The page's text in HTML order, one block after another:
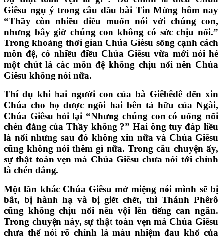
Giêsu ngụ ý trong câu đầu bài Tin Mừng hôm nay
“Thầy còn nhiều điều muốn nói với chúng con,
nhưng bây giờ chúng con không có sức chịu nổi.”
Trong khoảng thời gian Chúa Giêsu sống cạnh cách
môn đệ, có nhiều điều Chúa Giêsu vừa mới nói hé
một chút là các môn đệ không chịu nổi nên Chúa
Giêsu không nói nữa.
Thí dụ khi hai người con của bà Giêbêđê đến xin
Chúa cho họ được ngồi hai bên tả hữu của Ngài,
Chúa Giêsu hỏi lại “Nhưng chúng con có uống nổi
chén đắng của Thầy không ?” Hai ông tuy đáp liều
là nổi nhưng sau đó không xin nữa và Chúa Giêsu
cũng không nói thêm gì nữa. Trong câu chuyện ấy,
sự thật toàn vẹn mà Chúa Giêsu chưa nói tới chính
là chén đắng.
Một lần khác Chúa Giêsu mở miệng nói mình sẽ bị
bắt, bị hành hạ và bị giết chết, thì Thánh Phêrô
cũng không chịu nổi nên vội lên tiếng can ngăn.
Trong chuyện này, sự thật toàn vẹn mà Chúa Giêsu
chưa thể nói rõ chính là màu nhiệm đau khổ của